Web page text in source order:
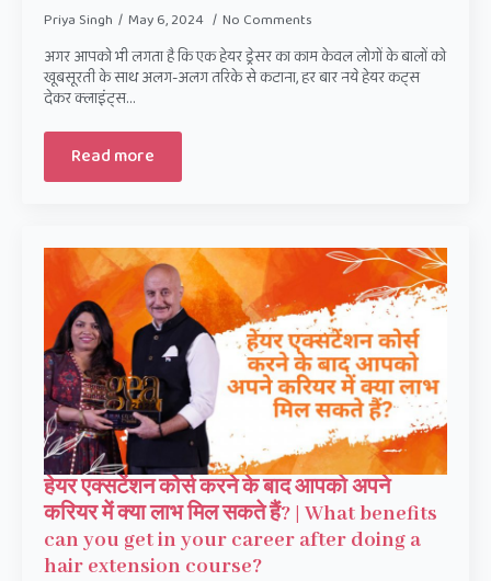
Priya Singh May 6, 2024 No Comments
अगर आपको भी लगता है कि एक हेयर ड्रेसर का काम केवल लोगों के बालों को
खूबसूरती के साथ अलग-अलग तरिके से कटाना, हर बार नये हेयर कट्स
देकर क्लाइंट्स…
Read more
हेयर एक्सटेंशन कोर्स करने के बाद आपको अपने
करियर में क्या लाभ मिल सकते हैं? | What benefits
can you get in your career after doing a
hair extension course?